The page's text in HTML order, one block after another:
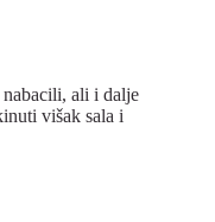
nabacili, ali i dalje
višak sala i